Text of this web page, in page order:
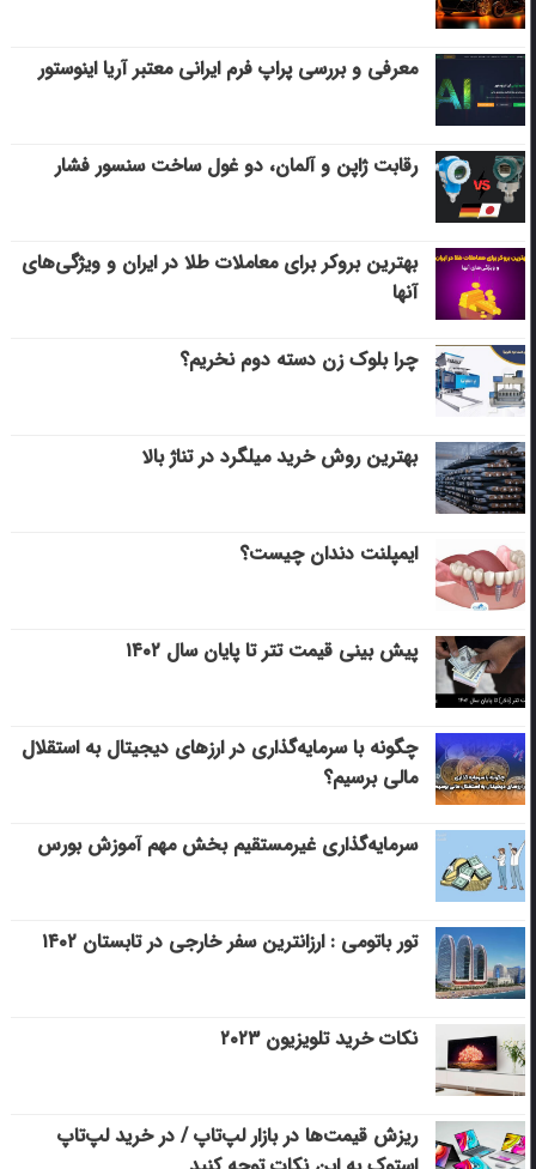
معرفی و بررسی پراپ فرم ایرانی معتبر آریا اینوستور
رقابت ژاپن و آلمان، دو غول ساخت سنسور فشار
بهترین بروکر برای معاملات طلا در ایران و ویژگی‌های
آنها
چرا بلوک زن دسته دوم نخریم؟
بهترین روش خرید میلگرد در تناژ بالا
ایمپلنت دندان چیست؟
پیش بینی قیمت تتر تا پایان سال ۱۴۰۲
چگونه با سرمایه‌گذاری در ارزهای دیجیتال به استقلال
مالی برسیم؟
سرمایه‌گذاری غیرمستقیم بخش مهم آموزش بورس
تور باتومی : ارزانترین سفر خارجی در تابستان ۱۴۰۲
نکات خرید تلویزیون ۲۰۲۳
ریزش قیمت‌ها در بازار لپ‌تاپ / در خرید لپ‌تاپ